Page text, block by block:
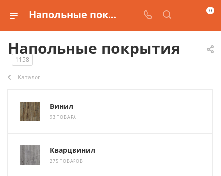
Напольные покрытия для отделки 0
Напольные покрытия
1158
Каталог
Винил
93 ТОВАРА
Кварцвинил
275 ТОВАРОВ